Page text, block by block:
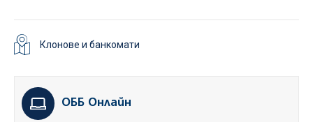
Клонове и банкомати
ОББ Онлайн